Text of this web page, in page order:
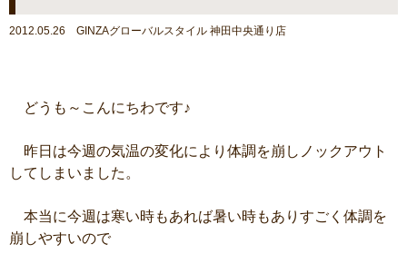
2012.05.26 GINZAグローバルスタイル 神田中央通り店
どうも～こんにちわです♪
昨日は今週の気温の変化により体調を崩しノックアウト
してしまいました。
本当に今週は寒い時もあれば暑い時もありすごく体調を
崩しやすいので